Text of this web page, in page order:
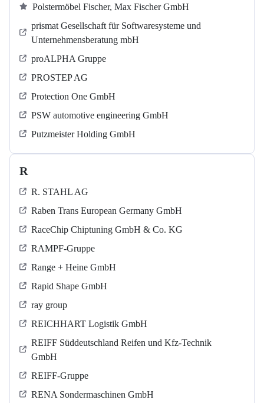
Polstermöbel Fischer, Max Fischer GmbH
prismat Gesellschaft für Softwaresysteme und
Unternehmensberatung mbH
proALPHA Gruppe
PROSTEP AG
Protection One GmbH
PSW automotive engineering GmbH
Putzmeister Holding GmbH
R
R. STAHL AG
Raben Trans European Germany GmbH
RaceChip Chiptuning GmbH & Co. KG
RAMPF-Gruppe
Range + Heine GmbH
Rapid Shape GmbH
ray group
REICHHART Logistik GmbH
REIFF Süddeutschland Reifen und Kfz-Technik
GmbH
REIFF-Gruppe
RENA Sondermaschinen GmbH